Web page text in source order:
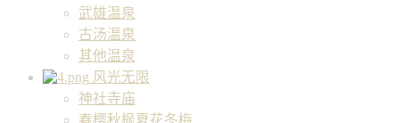
武雄温泉
古汤温泉
其他温泉
风光无限
神社寺庙
春樱秋枫夏花冬梅